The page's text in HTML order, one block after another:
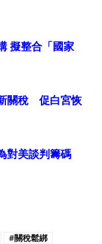
擬整合「國家
關稅 促白宮恢
對美談判籌碼
#關稅鬆綁